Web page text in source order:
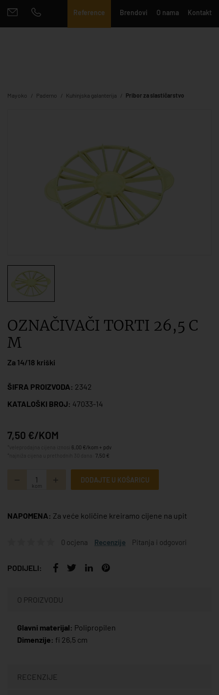
Reference Brendovi O nama Kontakt
Mayoko Paderno Kuhinjska galanterija Pribor za slastičarstvo
OZNAČIVAČI TORTI 26,5 C
M
Za 14/18 kriški
ŠIFRA PROIZVODA: 2342
KATALOŠKI BROJ: 47033-14
7,50 €/KOM
6,00 €/kom + pdv
7,50 €
kom
DODAJTE U KOŠARICU
NAPOMENA: Za veće količine kreiramo cijene na upit
0 ocjena Recenzije Pitanja i odgovori
PODIJELI:
O PROIZVODU
Glavni materijal: Polipropilen
Dimenzije: fi 26,5 cm
RECENZIJE